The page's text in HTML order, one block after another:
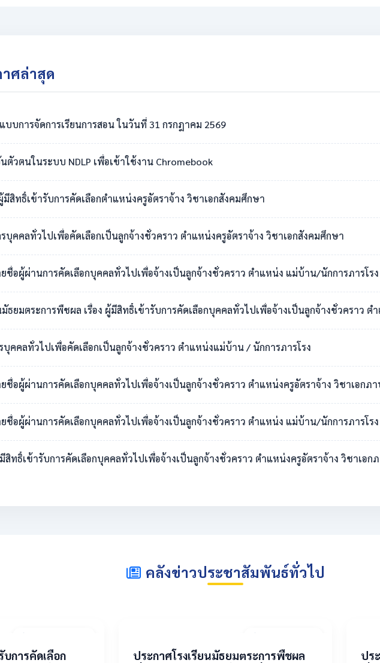
ศล่าสุด
บบการจัดการเรียนการสอน ในวันที่ 31 กรกฎาคม 2569
ตัวตนในระบบ NDLP เพื่อเข้าใช้งาน Chromebook
สิทธิ์เข้ารับการคัดเลือกตำแหน่งครูอัตราจ้าง วิชาเอกสังคมศึกษา
บุคคลทั่วไปเพื่อคัดเลือกเป็นลูกจ้างชั่วคราว ตำแหน่งครูอัตราจ้าง วิชาเอกสังคมศึกษา
ยชื่อผู้ผ่านการคัดเลือกบุคคลทั่วไปเพื่อจ้างเป็นลูกจ้างชั่วคราว ตำแหน่ง แม่บ้าน/นักการภารโรง
ยมตระการพืชผล เรื่อง ผู้มีสิทธิ์เข้ารับการคัดเลือกบุคคลทั่วไปเพื่อจ้างเป็นลูกจ้างชั่วคราว ตำแหน่งแม่บ้าน / นั
บุคคลทั่วไปเพื่อคัดเลือกเป็นลูกจ้างชั่วคราว ตำแหน่งแม่บ้าน / นักการภารโรง
ยชื่อผู้ผ่านการคัดเลือกบุคคลทั่วไปเพื่อจ้างเป็นลูกจ้างชั่วคราว ตำแหน่งครูอัตราจ้าง วิชาเอกภ
ยชื่อผู้ผ่านการคัดเลือกบุคคลทั่วไปเพื่อจ้างเป็นลูกจ้างชั่วคราว ตำแหน่ง แม่บ้าน/นักการภารโรง
สิทธิ์เข้ารับการคัดเลือกบุคคลทั่วไปเพื่อจ้างเป็นลูกจ้างชั่วคราว ตำแหน่งครูอัตราจ้าง วิชาเอก
คลังข่าวประชาสัมพันธ์ทั่วไป
การคัดเลือก
ประกาศโรงเรียนมัธยมตระการพืชผล
ปร